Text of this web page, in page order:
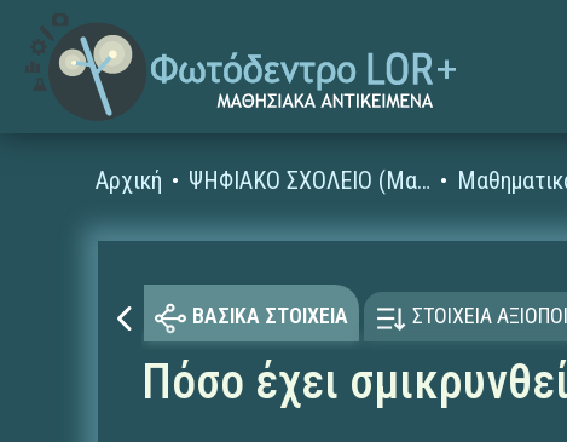
Αρχική ΨΗΦΙΑΚΟ ΣΧΟΛΕΙΟ (Μαθησιακά Αντικείμενα)
ΒΑΣΙΚΑ ΣΤΟΙΧΕΙΑ ΣΤΟΙΧΕΙΑ
Πόσο έχει